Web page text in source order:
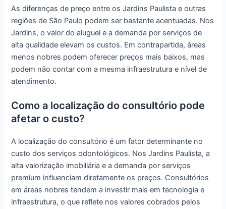
As diferenças de preço entre os Jardins Paulista e outras
regiões de São Paulo podem ser bastante acentuadas. Nos
Jardins, o valor do aluguel e a demanda por serviços de
alta qualidade elevam os custos. Em contrapartida, áreas
menos nobres podem oferecer preços mais baixos, mas
podem não contar com a mesma infraestrutura e nível de
atendimento.
Como a localização do consultório pode
afetar o custo?
A localização do consultório é um fator determinante no
custo dos serviços odontológicos. Nos Jardins Paulista, a
alta valorização imobiliária e a demanda por serviços
premium influenciam diretamente os preços. Consultórios
em áreas nobres tendem a investir mais em tecnologia e
infraestrutura, o que reflete nos valores cobrados pelos